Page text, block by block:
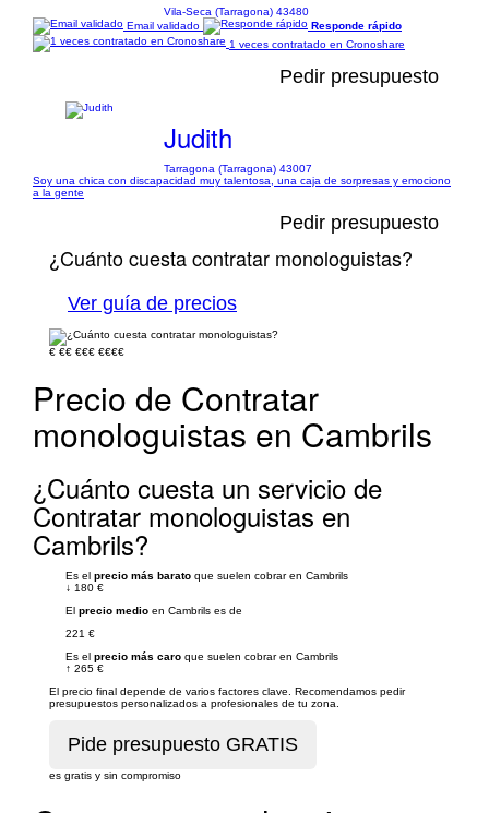
Vila-Seca (Tarragona) 43480
Email validado
Responde rápido
1 veces contratado en Cronoshare
Pedir presupuesto
Judith
Tarragona (Tarragona) 43007
Soy una chica con discapacidad muy talentosa, una caja de sorpresas y emociono
a la gente
Pedir presupuesto
¿Cuánto cuesta contratar monologuistas?
Ver guía de precios
€ €€ €€€ €€€€
Precio de Contratar
monologuistas en Cambrils
¿Cuánto cuesta un servicio de
Contratar monologuistas en
Cambrils?
Es el precio más barato que suelen cobrar en Cambrils
↓ 180 €
El precio medio en Cambrils es de
221 €
Es el precio más caro que suelen cobrar en Cambrils
↑ 265 €
El precio final depende de varios factores clave. Recomendamos pedir
presupuestos personalizados a profesionales de tu zona.
es gratis y sin compromiso